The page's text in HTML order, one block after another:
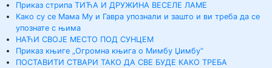
Приказ стрипа ТИЋА И ДРУЖИНА ВЕСЕЛЕ ЛАМЕ
Како су се Мама Му и Гавра упознали и зашто и ви треба да се
упознате с њима
НАЋИ СВОЈЕ МЕСТО ПОД СУНЦЕМ
Приказ књиге „Огромна књига о Мимбу Џимбу“
ПОСТАВИТИ СТВАРИ ТАКО ДА СВЕ БУДЕ КАКО ТРЕБА